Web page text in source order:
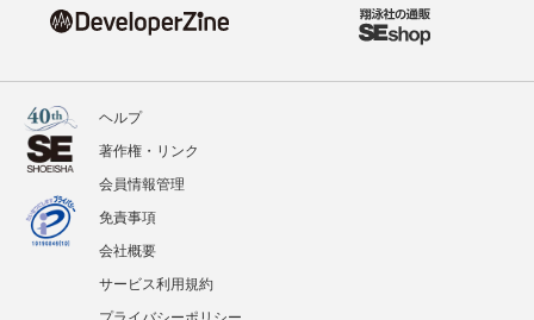
ヘルプ
著作権・リンク
会員情報管理
免責事項
会社概要
サービス利用規約
プライバシーポリシー